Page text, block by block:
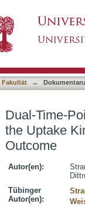
177Lu-
Fakultät →
Dual-Time-
the Uptake
Outcome
Autor(en):
Tübinger
Autor(en):